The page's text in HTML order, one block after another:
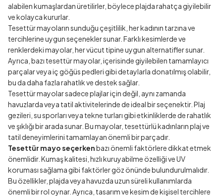
alabilen kumaşlardan üretilirler, böylece plajda rahatça giyilebilir
ve kolayca kururlar.
Tesettür mayoların sunduğu çeşitlilik, her kadının tarzına ve
tercihlerine uygun seçenekler sunar. Farklı kesimlerde ve
renklerdeki mayolar, her vücut tipine uygun alternatifler sunar.
Ayrıca, bazı tesettür mayolar, içerisinde giyilebilen tamamlayıcı
parçalar veya iç göğüs pedleri gibi detaylarla donatılmış olabilir,
bu da daha fazla rahatlık ve destek sağlar.
Tesettür mayolar sadece plajlar için değil, aynı zamanda
havuzlarda veya tatil aktivitelerinde de ideal bir seçenektir. Plaj
gezileri, su sporları veya tekne turları gibi etkinliklerde de rahatlık
ve şıklığı bir arada sunar. Bu mayolar, tesettürlü kadınların plaj ve
tatil deneyimlerini tamamlayan önemli bir parçadır.
Tesettür mayo seçerkenbazı önemli faktörlere dikkat etmek
önemlidir. Kumaş kalitesi, hızlı kuruyabilme özelliği ve UV
koruması sağlama gibi faktörler göz önünde bulundurulmalıdır.
Bu özellikler, plajda veya havuzda uzun süreli kullanımlarda
önemli bir rol oynar. Ayrıca, tasarım ve kesim de kişisel tercihlere